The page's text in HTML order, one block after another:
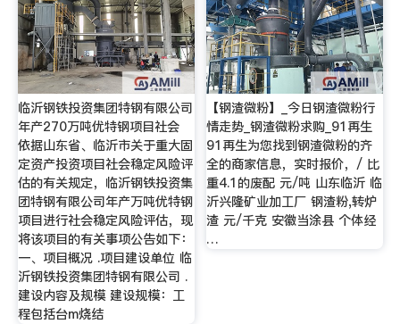
临沂钢铁投资集团特钢有限公司
年产270万吨优特钢项目社会
依据山东省、临沂市关于重大固
定资产投资项目社会稳定风险评
估的有关规定，临沂钢铁投资集
团特钢有限公司年产万吨优特钢
项目进行社会稳定风险评估，现
将该项目的有关事项公告如下：
一、项目概况 .项目建设单位 临
沂钢铁投资集团特钢有限公司 .
建设内容及规模 建设规模：工
程包括台m烧结
【钢渣微粉】_今日钢渣微粉行
情走势_钢渣微粉求购_91再生
91再生为您找到钢渣微粉的齐
全的商家信息，实时报价，/ 比
重4.1的废配 元/吨 山东临沂 临
沂兴隆矿业加工厂 钢渣粉,转炉
渣 元/千克 安徽当涂县 个体经
…